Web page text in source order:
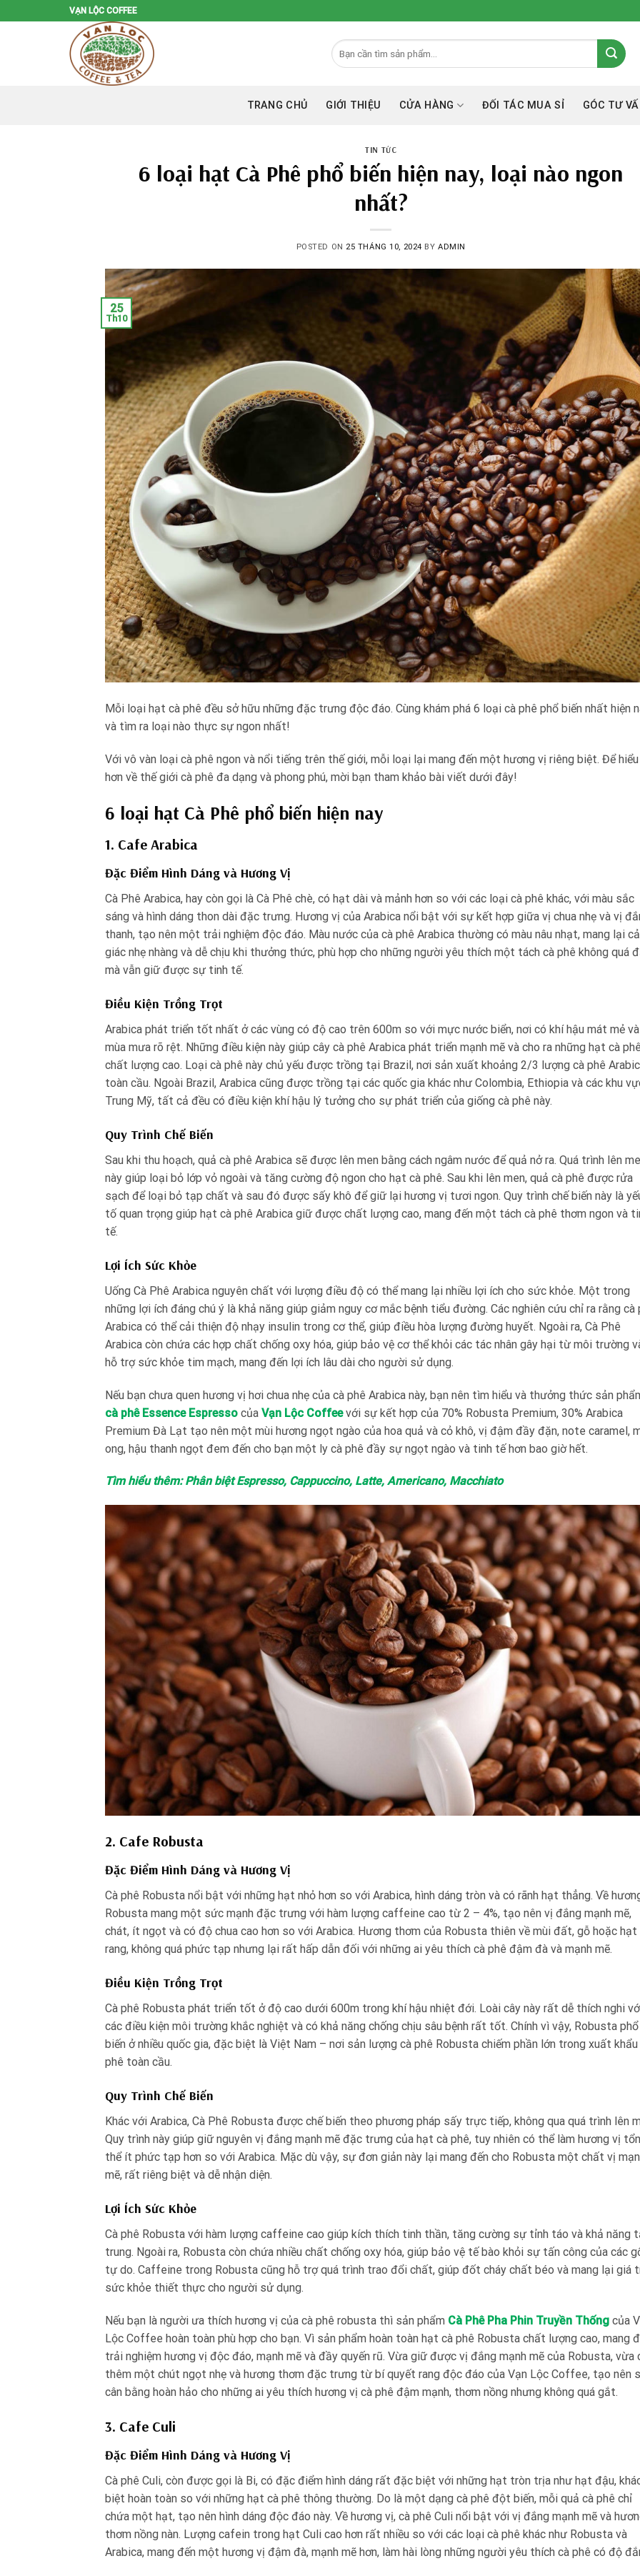
to
VẠN LỘC COFFEE
TRANG CHỦ GIỚI THIỆU CỬA HÀNG ĐỐI TÁC MUA SỈ GÓC TƯ
TIN TỨC
6 loại hạt Cà Phê phổ biến hiện nay, loại nào ngon
nhất?
POSTED ON 25 THÁNG 10, 2024 BYADMIN
25
Th10
Mỗi loại hạt cà phê đều sở hữu những đặc trưng độc đáo. Cùng khám phá 6 loại cà phê phổ biến nhất hiện
và tìm ra loại nào thực sự ngon nhất!
Với vô vàn loại cà phê ngon và nổi tiếng trên thế giới, mỗi loại lại mang đến một hương vị riêng biệt. Để
hơn về thế giới cà phê đa dạng và phong phú, mời bạn tham khảo bài viết dưới đây!
6 loại hạt Cà Phê phổ biến hiện nay
1. Cafe Arabica
Đặc Điểm Hình Dáng và Hương Vị
Cà Phê Arabica, hay còn gọi là Cà Phê chè, có hạt dài và mảnh hơn so với các loại cà phê khác, với màu sắc
sáng và hình dáng thon dài đặc trưng. Hương vị của Arabica nổi bật với sự kết hợp giữa vị chua nhẹ và vị
thanh, tạo nên một trải nghiệm độc đáo. Màu nước của cà phê Arabica thường có màu nâu nhạt, mang lại
giác nhẹ nhàng và dễ chịu khi thưởng thức, phù hợp cho những người yêu thích một tách cà phê không quá
mà vẫn giữ được sự tinh tế.
Điều Kiện Trồng Trọt
Arabica phát triển tốt nhất ở các vùng có độ cao trên 600m so với mực nước biển, nơi có khí hậu mát mẻ và
mùa mưa rõ rệt. Những điều kiện này giúp cây cà phê Arabica phát triển mạnh mẽ và cho ra những hạt cà
chất lượng cao. Loại cà phê này chủ yếu được trồng tại Brazil, nơi sản xuất khoảng 2/3 lượng cà phê
toàn cầu. Ngoài Brazil, Arabica cũng được trồng tại các quốc gia khác như Colombia, Ethiopia và các khu
Trung Mỹ, tất cả đều có điều kiện khí hậu lý tưởng cho sự phát triển của giống cà phê này.
Quy Trình Chế Biến
Sau khi thu hoạch, quả cà phê Arabica sẽ được lên men bằng cách ngâm nước để quả nở ra. Quá trình lên
này giúp loại bỏ lớp vỏ ngoài và tăng cường độ ngon cho hạt cà phê. Sau khi lên men, quả cà phê được rửa
sạch để loại bỏ tạp chất và sau đó được sấy khô để giữ lại hương vị tươi ngon. Quy trình chế biến này là
tố quan trọng giúp hạt cà phê Arabica giữ được chất lượng cao, mang đến một tách cà phê thơm ngon và
tế.
Lợi Ích Sức Khỏe
Uống Cà Phê Arabica nguyên chất với lượng điều độ có thể mang lại nhiều lợi ích cho sức khỏe. Một trong
những lợi ích đáng chú ý là khả năng giúp giảm nguy cơ mắc bệnh tiểu đường. Các nghiên cứu chỉ ra rằng cà
Arabica có thể cải thiện độ nhạy insulin trong cơ thể, giúp điều hòa lượng đường huyết. Ngoài ra, Cà Phê
Arabica còn chứa các hợp chất chống oxy hóa, giúp bảo vệ cơ thể khỏi các tác nhân gây hại từ môi trường
hỗ trợ sức khỏe tim mạch, mang đến lợi ích lâu dài cho người sử dụng.
Nếu bạn chưa quen hương vị hơi chua nhẹ của cà phê Arabica này, bạn nên tìm hiểu và thưởng thức sản
cà phê Essence Espresso của Vạn Lộc Coffeevới sự kết hợp của 70% Robusta Premium, 30% Arabica
Premium Đà Lạt tạo nên một mùi hương ngọt ngào của hoa quả và cỏ khô, vị đậm đầy đặn, note caramel,
ong, hậu thanh ngọt đem đến cho bạn một ly cà phê đầy sự ngọt ngào và tinh tế hơn bao giờ hết.
Tìm hiểu thêm:Phân biệt Espresso, Cappuccino, Latte, Americano, Macchiato
2. Cafe Robusta
Đặc Điểm Hình Dáng và Hương Vị
Cà phê Robusta nổi bật với những hạt nhỏ hơn so với Arabica, hình dáng tròn và có rãnh hạt thẳng. Về
Robusta mang một sức mạnh đặc trưng với hàm lượng caffeine cao từ 2 – 4%, tạo nên vị đắng mạnh mẽ,
chát, ít ngọt và có độ chua cao hơn so với Arabica. Hương thơm của Robusta thiên về mùi đất, gỗ hoặc hạt
rang, không quá phức tạp nhưng lại rất hấp dẫn đối với những ai yêu thích cà phê đậm đà và mạnh mẽ.
Điều Kiện Trồng Trọt
Cà phê Robusta phát triển tốt ở độ cao dưới 600m trong khí hậu nhiệt đới. Loài cây này rất dễ thích nghi
các điều kiện môi trường khắc nghiệt và có khả năng chống chịu sâu bệnh rất tốt. Chính vì vậy, Robusta phổ
biến ở nhiều quốc gia, đặc biệt là Việt Nam – nơi sản lượng cà phê Robusta chiếm phần lớn trong xuất khẩu
phê toàn cầu.
Quy Trình Chế Biến
Khác với Arabica, Cà Phê Robusta được chế biến theo phương pháp sấy trực tiếp, không qua quá trình lên
Quy trình này giúp giữ nguyên vị đắng mạnh mẽ đặc trưng của hạt cà phê, tuy nhiên có thể làm hương vị
thể ít phức tạp hơn so với Arabica. Mặc dù vậy, sự đơn giản này lại mang đến cho Robusta một chất vị
mẽ, rất riêng biệt và dễ nhận diện.
Lợi Ích Sức Khỏe
Cà phê Robusta với hàm lượng caffeine cao giúp kích thích tinh thần, tăng cường sự tỉnh táo và khả năng
trung. Ngoài ra, Robusta còn chứa nhiều chất chống oxy hóa, giúp bảo vệ tế bào khỏi sự tấn công của các
tự do. Caffeine trong Robusta cũng hỗ trợ quá trình trao đổi chất, giúp đốt cháy chất béo và mang lại giá
sức khỏe thiết thực cho người sử dụng.
Nếu bạn là người ưa thích hương vị của cà phê robusta thì sản phẩm Cà Phê Pha Phin Truyền Thống của
Lộc Coffee hoàn toàn phù hợp cho bạn. Vì sản phẩm hoàn toàn hạt cà phê Robusta chất lượng cao, mang
trải nghiệm hương vị độc đáo, mạnh mẽ và đầy quyến rũ. Vừa giữ được vị đắng mạnh mẽ của Robusta, vừa
thêm một chút ngọt nhẹ và hương thơm đặc trưng từ bí quyết rang độc đáo của Vạn Lộc Coffee, tạo nên
cân bằng hoàn hảo cho những ai yêu thích hương vị cà phê đậm mạnh, thơm nồng nhưng không quá gắt.
3. Cafe Culi
Đặc Điểm Hình Dáng và Hương Vị
Cà phê Culi, còn được gọi là Bi, có đặc điểm hình dáng rất đặc biệt với những hạt tròn trịa như hạt đậu,
biệt hoàn toàn so với những hạt cà phê thông thường. Do là một dạng cà phê đột biến, mỗi quả cà phê chỉ
chứa một hạt, tạo nên hình dáng độc đáo này. Về hương vị, cà phê Culi nổi bật với vị đắng mạnh mẽ và
thơm nồng nàn. Lượng cafein trong hạt Culi cao hơn rất nhiều so với các loại cà phê khác như Robusta và
Arabica, mang đến một hương vị đậm đà, mạnh mẽ hơn, làm hài lòng những người yêu thích cà phê có độ